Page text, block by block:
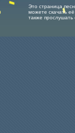
Это страница
можете скачать
также